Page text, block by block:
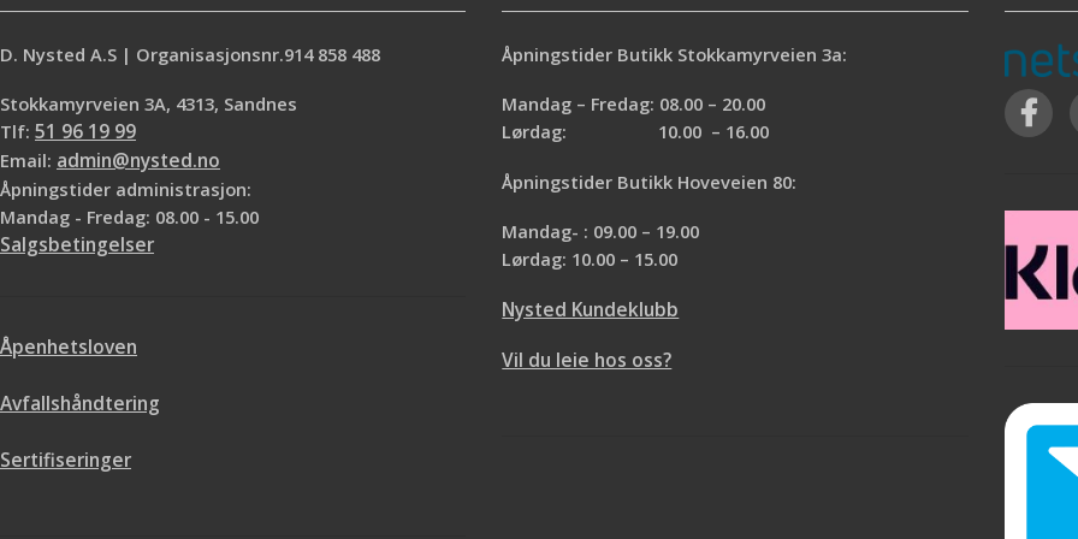
D. Nysted A.S | Organisasjonsnr.914 858 488
Stokkamyrveien 3A, 4313, Sandnes
Tlf: 51 96 19 99
Email: admin@nysted.no
Åpningstider administrasjon:
Mandag - Fredag: 08.00 - 15.00
Salgsbetingelser
Åpenhetsloven
Avfallshåndtering
Sertifiseringer
Åpningstider Butikk Stokkamyrveien 3a:
Mandag – Fredag: 08.00 – 20.00
Lørdag: 10.00 – 16.00
Åpningstider Butikk Hoveveien 80:
Mandag- : 09.00 – 19.00
Lørdag: 10.00 – 15.00
Nysted Kundeklubb
Vil du leie hos oss?